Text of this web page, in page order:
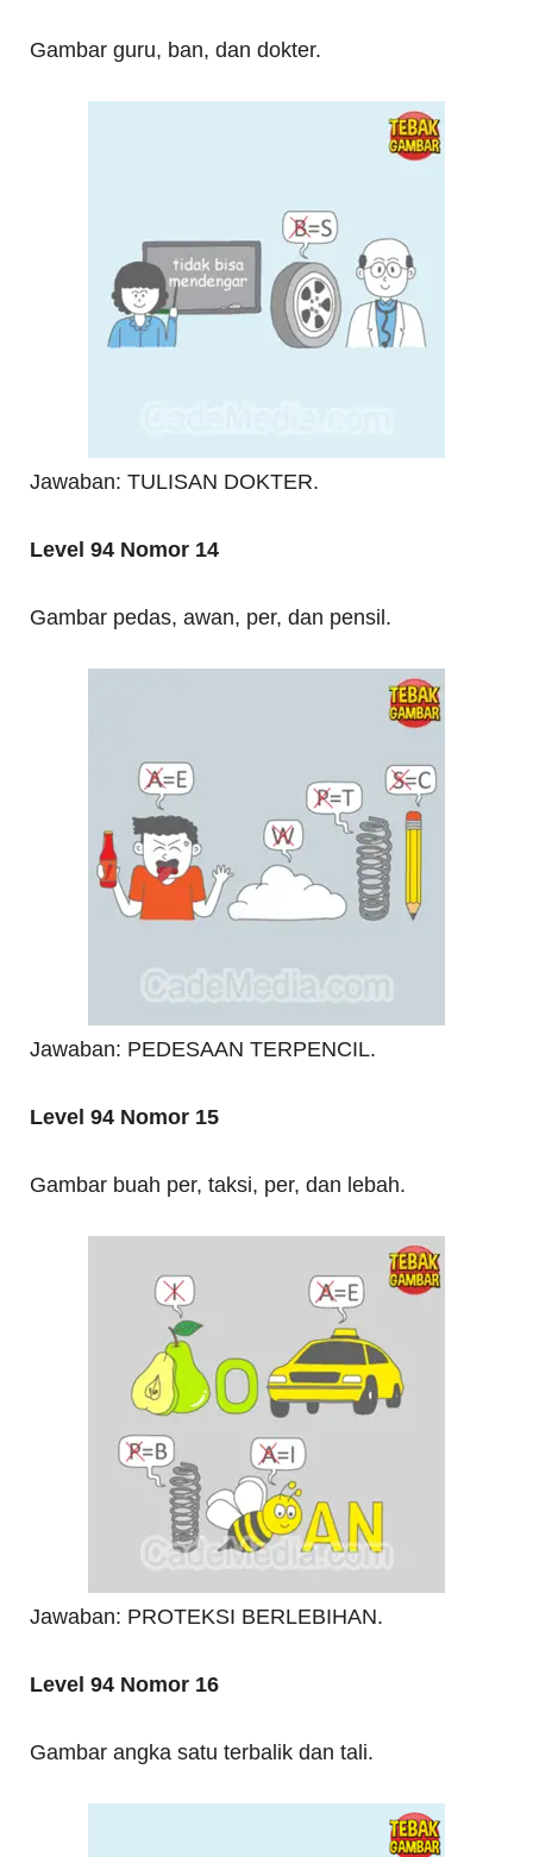
Gambar guru, ban, dan dokter.
Jawaban: TULISAN DOKTER.
Level 94 Nomor 14
Gambar pedas, awan, per, dan pensil.
Jawaban: PEDESAAN TERPENCIL.
Level 94 Nomor 15
Gambar buah per, taksi, per, dan lebah.
Jawaban: PROTEKSI BERLEBIHAN.
Level 94 Nomor 16
Gambar angka satu terbalik dan tali.